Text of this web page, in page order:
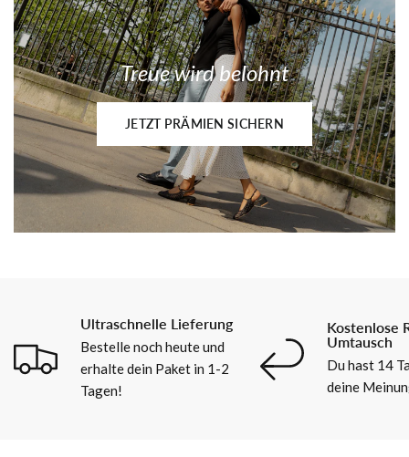
Treue wird belohnt
JETZT PRÄMIEN SICHERN
Ultraschnelle Lieferung
Bestelle noch heute und
erhalte dein Paket in 1-2
Tagen!
Kostenlose
Umtausch
Du hast 14
deine